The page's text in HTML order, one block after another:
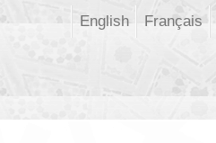
Français
English